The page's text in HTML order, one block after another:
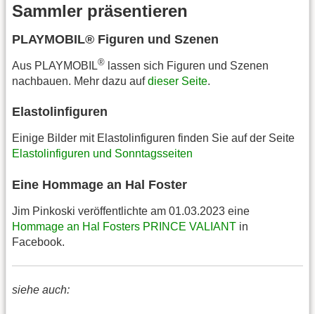
Sammler präsentieren
PLAYMOBIL® Figuren und Szenen
Aus PLAYMOBIL® lassen sich Figuren und Szenen
nachbauen. Mehr dazu aufdieser Seite.
Elastolinfiguren
Einige Bilder mit Elastolinfiguren finden Sie auf der Seite
Elastolinfiguren und Sonntagsseiten
Eine Hommage an Hal Foster
Jim Pinkoski veröffentlichte am 01.03.2023 eine
Hommage an Hal Fosters PRINCE VALIANT in
Facebook.
siehe auch: